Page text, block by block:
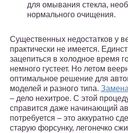
для омывания стекла,
нормального очищения.
Существенных недостатков у
практически не имеется.
зацепиться в холодное время
немного густеет. Но летом
оптимальное решение для
моделей и разного типа.
– дело нехитрое. С этой
справится даже начинающий
потребуется – это аккуратно
старую форсунку, легонечко